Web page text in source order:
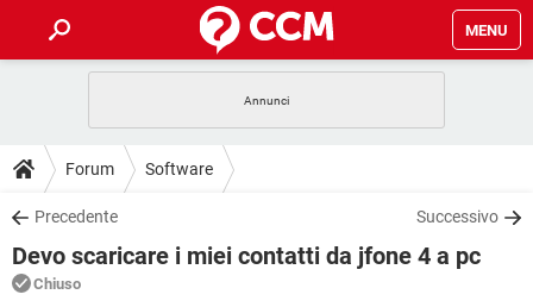
MENU
INTRATTENIMENTO
iOS
INSTAGRAM WHATSAPP
TIKTOK
GUIDE
COVID-19
iOS
DOWNLOAD
COVID-19 GAMING
INTRATTENIMENTO
FORUM
Forum Software
Precedente Successivo
Devo scaricare i miei contatti da jfone 4 a pc
Chiuso